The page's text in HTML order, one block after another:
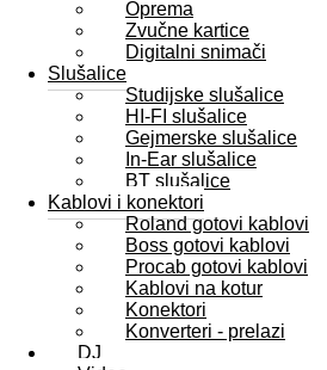
Oprema
Zvučne kartice
Digitalni snimači
Slušalice
Studijske slušalice
HI-FI slušalice
Gejmerske slušalice
In-Ear slušalice
BT slušalice
Kablovi i konektori
Roland gotovi kablovi
Boss gotovi kablovi
Procab gotovi kablovi
Kablovi na kotur
Konektori
Konverteri - prelazi
DJ